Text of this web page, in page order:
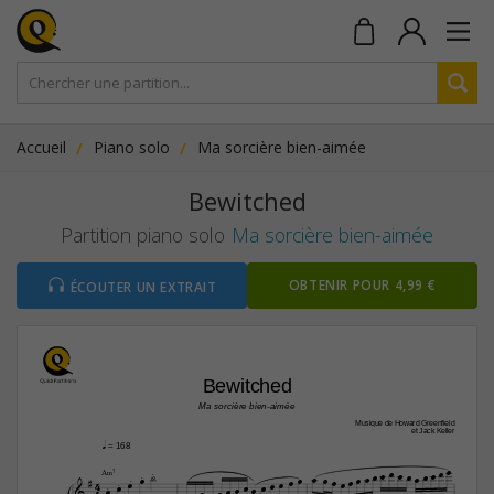
Accueil Piano solo Ma sorcière bien-aimée
Bewitched
Partition piano solo Ma sorcière bien-aimée
ÉCOUTER UN EXTRAIT OBTENIR POUR 4,99 €
Bewitched
Musique de Howard Greenfield
et Jack Keller
q = 168
4
 A‹7
    
Ma sorcière bien-aimée
      